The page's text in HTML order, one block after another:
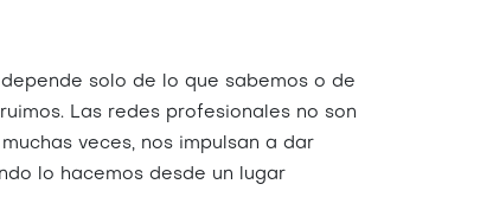
solo de lo que sabemos o de
Las redes profesionales no son
veces, nos impulsan a dar
lo hacemos desde un lugar